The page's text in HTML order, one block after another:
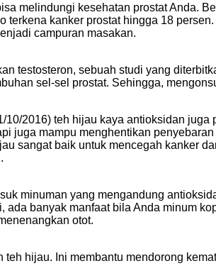
melindungi kesehatan prostat Anda.
terkena kanker prostat hingga 18
campuran masakan.
testosteron, sebuah studi yang
sel-sel prostat. Sehingga,
2016) teh hijau kaya antioksidan
juga mampu menghentikan
sangat baik untuk mencegah kanker
minuman yang mengandung
banyak manfaat bila Anda minum
otot.
hijau. Ini membantu mendorong